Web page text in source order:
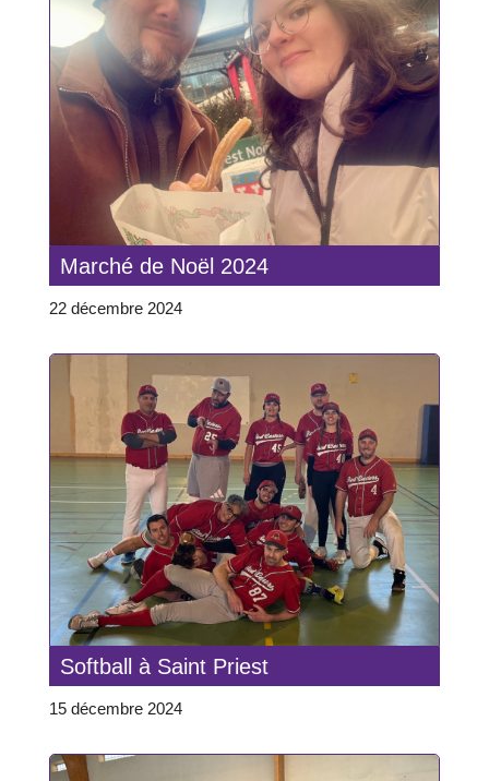
Marché de Noël 2024
22 décembre 2024
Softball à Saint Priest
15 décembre 2024